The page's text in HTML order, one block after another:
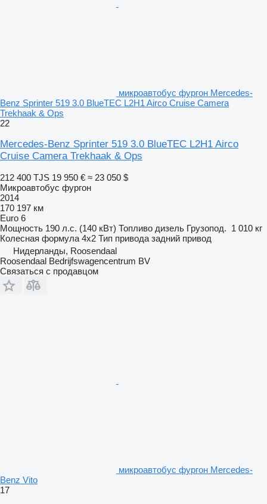
микроавтобус фургон Mercedes-
Benz Sprinter 519 3.0 BlueTEC L2H1 Airco Cruise Camera
Trekhaak & Ops
22
Mercedes-Benz Sprinter 519 3.0 BlueTEC L2H1 Airco
Cruise Camera Trekhaak & Ops
212 400 TJS 19 950 € ≈ 23 050 $
Микроавтобус фургон
2014
170 197 км
Euro 6
Мощность 190 л.с. (140 кВт) Топливо дизель Грузопод. 1 010 кг
Колесная формула 4x2 Тип привода задний привод
Нидерланды, Roosendaal
Roosendaal Bedrijfswagencentrum BV
Связаться с продавцом
микроавтобус фургон Mercedes-
Benz Vito
17